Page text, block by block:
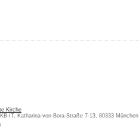
Kirche
IT, Katharina-von-Bora-Straße 7-13, 80333 München